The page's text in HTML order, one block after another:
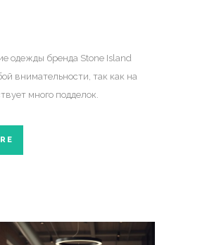
одежды бренда Stone Island
внимательности, так как на
много подделок.